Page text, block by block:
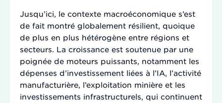
Jusqu’ici, le contexte macroéconomique s’est
de fait montré globalement résilient, quoique
de plus en plus hétérogène entre régions et
secteurs. La croissance est soutenue par une
poignée de moteurs puissants, notamment les
dépenses d’investissement liées à l’IA, l’activité
manufacturière, l’exploitation minière et les
investissements infrastructurels, qui continuent